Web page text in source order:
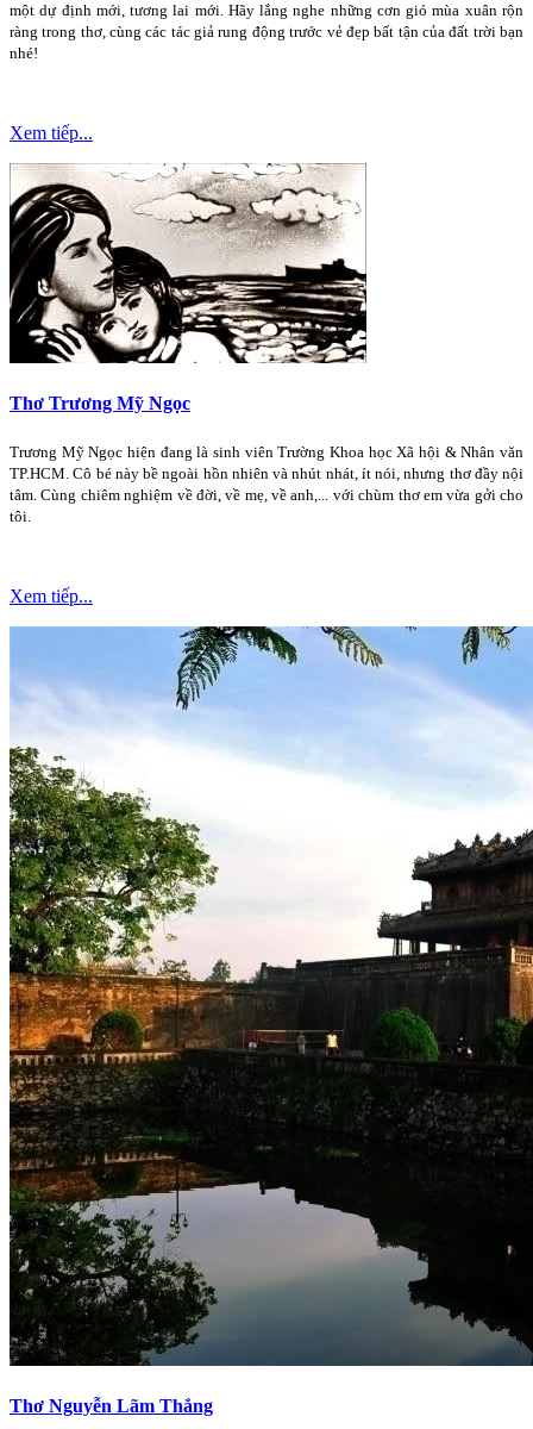
một dự định mới, tương lai mới. Hãy lắng nghe những cơn gió mùa xuân rộn
ràng trong thơ, cùng các tác giả rung động trước vẻ đẹp bất tận của đất trời bạn
nhé!
Xem tiếp...
Thơ Trương Mỹ Ngọc
Trương Mỹ Ngọc hiện đang là sinh viên Trường Khoa học Xã hội & Nhân văn
TP.HCM. Cô bé này bề ngoài hồn nhiên và nhút nhát, ít nói, nhưng thơ đầy nội
tâm. Cùng chiêm nghiệm về đời, về mẹ, về anh,... với chùm thơ em vừa gởi cho
tôi.
Xem tiếp...
Thơ Nguyễn Lãm Thắng